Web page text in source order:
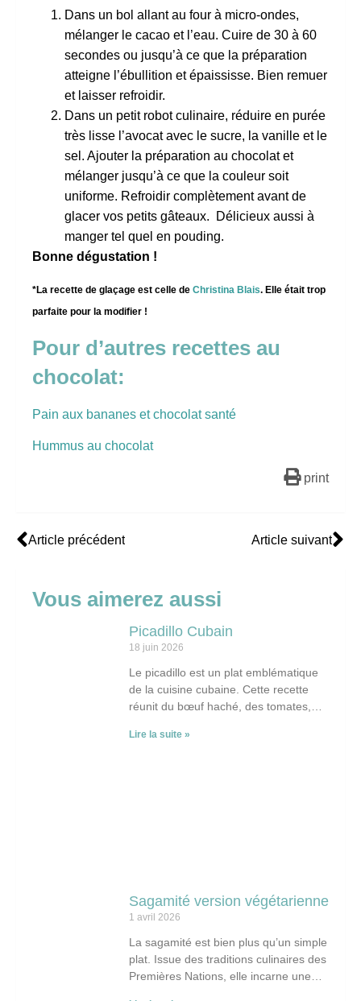
Dans un bol allant au four à micro-ondes,
mélanger le cacao et l’eau. Cuire de 30 à 60
secondes ou jusqu’à ce que la préparation
atteigne l’ébullition et épaississe. Bien remuer
et laisser refroidir.
Dans un petit robot culinaire, réduire en purée
très lisse l’avocat avec le sucre, la vanille et le
sel. Ajouter la préparation au chocolat et
mélanger jusqu’à ce que la couleur soit
uniforme. Refroidir complètement avant de
glacer vos petits gâteaux. Délicieux aussi à
manger tel quel en pouding.
Bonne dégustation !
*La recette de glaçage est celle de Christina Blais. Elle était trop
parfaite pour la modifier !
Pour d’autres recettes au
chocolat:
Pain aux bananes et chocolat santé
Hummus au chocolat
print
Article précédent Article suivant
Vous aimerez aussi
Picadillo Cubain
18 juin 2026
Le picadillo est un plat emblématique
de la cuisine cubaine. Cette recette
réunit du bœuf haché, des tomates,
Lire la suite »
Sagamité version végétarienne
1 avril 2026
La sagamité est bien plus qu’un simple
plat. Issue des traditions culinaires des
Premières Nations, elle incarne une